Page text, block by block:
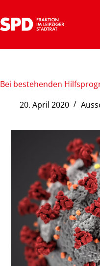
Bei bestehenden
20. April 2020